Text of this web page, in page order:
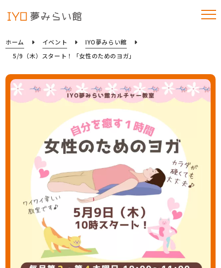
ホーム イベント
IYO夢みらい館
5/9（木）スタート！「女性のためのヨガ」